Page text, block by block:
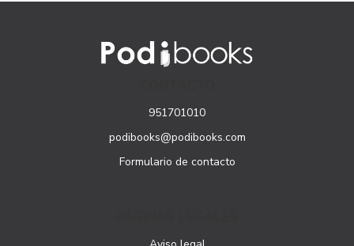
951701010
podibooks@podibooks.com
Formulario de contacto